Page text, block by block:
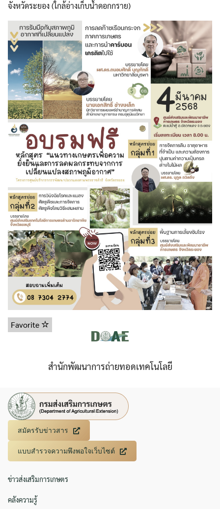
Search
for:
จังหวัดระยอง (ใกล้อ่างเก็บน้ำดอกกราย)
Favorite
สำนักพัฒนาการถ่ายทอดเทคโนโลยี
สมัครรับข่าวสาร
แบบสำรวจความพึงพอใจเว็บไซต์
ข่าวส่งเสริมการเกษตร
คลังความรู้